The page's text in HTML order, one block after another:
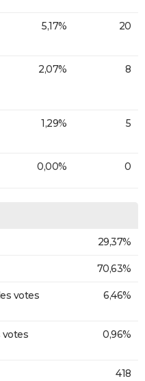
5,17% 20
2,07% 8
1,29% 5
0,00% 0
29,37%
70,63%
votes
6,46%
votes
0,96%
418